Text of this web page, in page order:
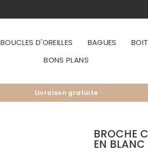
BOUCLES D'OREILLES BAGUES
BONS PLANS
Diaporama
Livraison gratuite
BROCHE
EN BLANC